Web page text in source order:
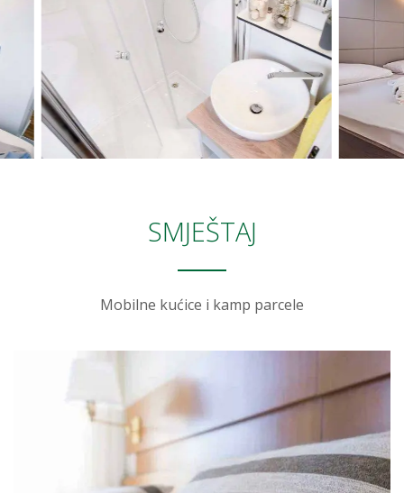
SMJEŠTAJ
Mobilne kućice i kamp parcele